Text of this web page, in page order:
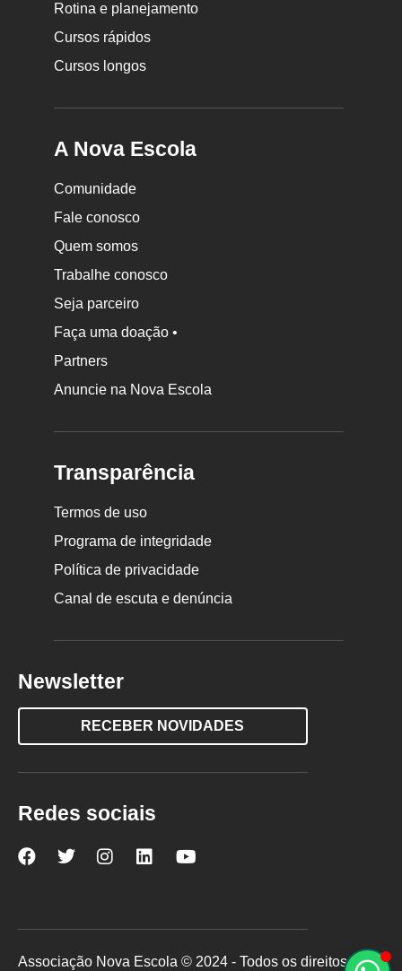
Rotina e planejamento
Cursos rápidos
Cursos longos
A Nova Escola
Comunidade
Fale conosco
Quem somos
Trabalhe conosco
Seja parceiro
Faça uma doação •
Partners
Anuncie na Nova Escola
Transparência
Termos de uso
Programa de integridade
Política de privacidade
Canal de escuta e denúncia
Newsletter
RECEBER NOVIDADES
Redes sociais
Nova
Facebook
Nova
Twitter
Nova
Instagram
Nova
LinkedInYouTube
Associação Nova Escola © 2024 - Todos os direitos